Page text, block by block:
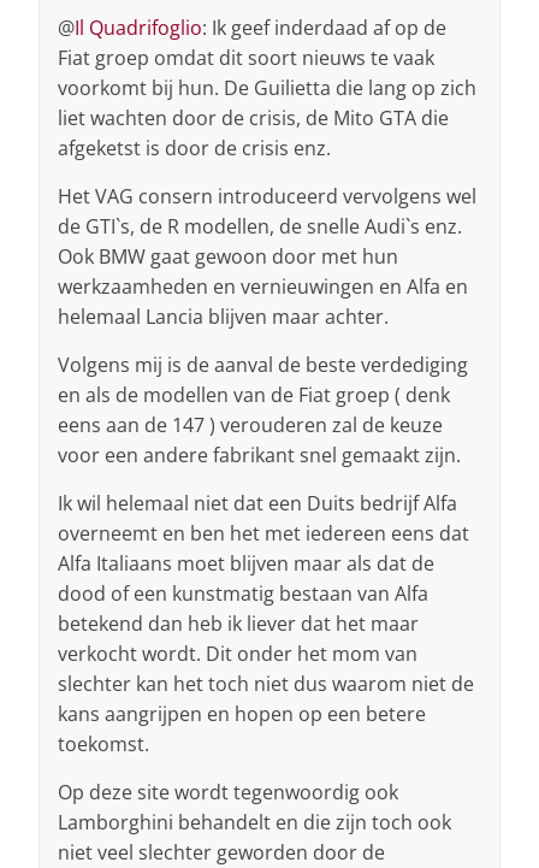
@Il Quadrifoglio: Ik geef inderdaad af op de
Fiat groep omdat dit soort nieuws te vaak
voorkomt bij hun. De Guilietta die lang op zich
liet wachten door de crisis, de Mito GTA die
afgeketst is door de crisis enz.
Het VAG consern introduceerd vervolgens wel
de GTI`s, de R modellen, de snelle Audi`s enz.
Ook BMW gaat gewoon door met hun
werkzaamheden en vernieuwingen en Alfa en
helemaal Lancia blijven maar achter.
Volgens mij is de aanval de beste verdediging
en als de modellen van de Fiat groep ( denk
eens aan de 147 ) verouderen zal de keuze
voor een andere fabrikant snel gemaakt zijn.
Ik wil helemaal niet dat een Duits bedrijf Alfa
overneemt en ben het met iedereen eens dat
Alfa Italiaans moet blijven maar als dat de
dood of een kunstmatig bestaan van Alfa
betekend dan heb ik liever dat het maar
verkocht wordt. Dit onder het mom van
slechter kan het toch niet dus waarom niet de
kans aangrijpen en hopen op een betere
toekomst.
Op deze site wordt tegenwoordig ook
Lamborghini behandelt en die zijn toch ook
niet veel slechter geworden door de